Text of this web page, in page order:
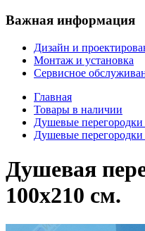
Важная информация
Дизайн и
Монтаж и установка
Сервисное
Главная
Товары в наличии
Душевые
Душевые
Душевая
100х210 см.